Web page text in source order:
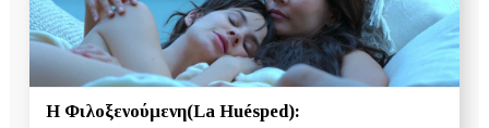
Η Φιλοξενούμενη(La Huésped):